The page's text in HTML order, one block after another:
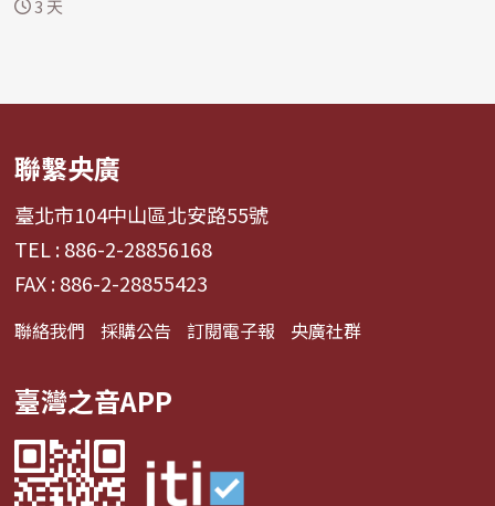
3 天
聯繫央廣
臺北市104中山區北安路55號
TEL : 886-2-28856168
FAX : 886-2-28855423
聯絡我們 採購公告 訂閱電子報 央廣社群
臺灣之音APP